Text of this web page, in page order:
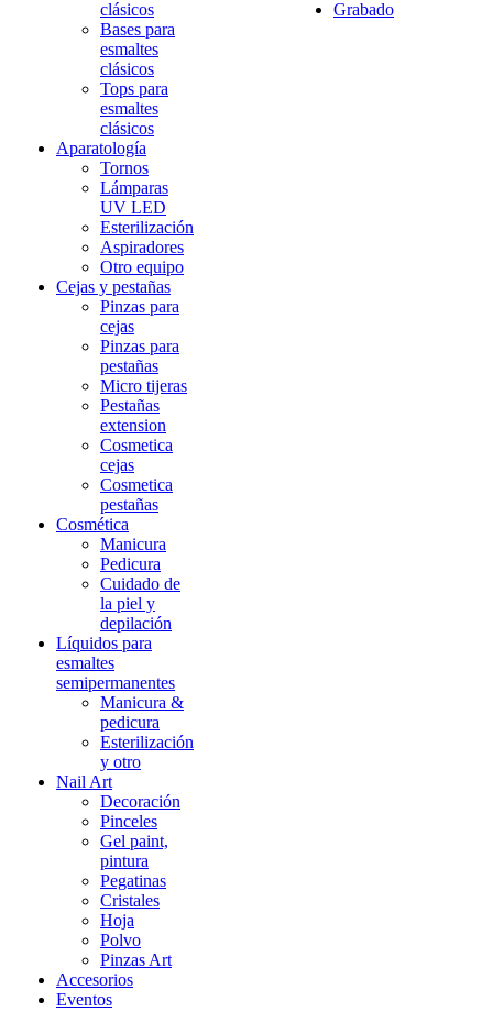
clásicos
Bases para
esmaltes
clásicos
Tops para
esmaltes
clásicos
Aparatología
Tornos
Lámparas
UV LED
Esterilización
Aspiradores
Otro equipo
Cejas y pestañas
Pinzas para
cejas
Pinzas para
pestañas
Micro tijeras
Pestañas
extension
Cosmetica
cejas
Cosmetica
pestañas
Cosmética
Manicura
Pedicura
Cuidado de
la piel y
depilación
Líquidos para
esmaltes
semipermanentes
Manicura &
pedicura
Esterilización
y otro
Nail Art
Decoración
Pinceles
Gel paint,
pintura
Pegatinas
Cristales
Hoja
Polvo
Pinzas Art
Accesorios
Eventos
Grabado